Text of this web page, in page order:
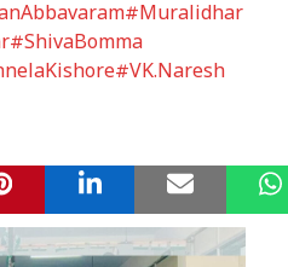
#Muralidhar
#ShivaBomma
#VK.Naresh